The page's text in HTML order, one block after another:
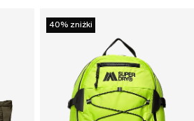
40% zniżki